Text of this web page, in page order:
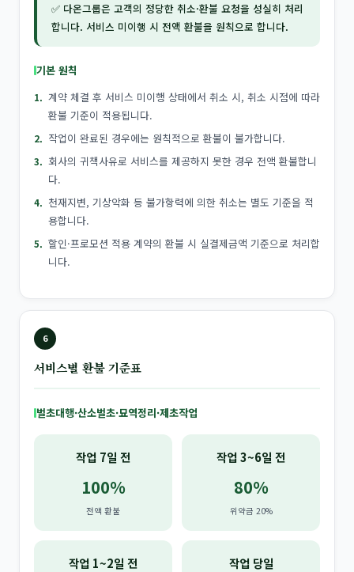
✅ 다온그룹은 고객의 정당한 취소·환불 요청을 성실히 처리
합니다. 서비스 미이행 시 전액 환불을 원칙으로 합니다.
기본 원칙
계약 체결 후 서비스 미이행 상태에서 취소 시, 취소 시점에 따라
환불 기준이 적용됩니다.
작업이 완료된 경우에는 원칙적으로 환불이 불가합니다.
회사의 귀책사유로 서비스를 제공하지 못한 경우 전액 환불합니
다.
천재지변, 기상악화 등 불가항력에 의한 취소는 별도 기준을 적
용합니다.
할인·프로모션 적용 계약의 환불 시 실결제금액 기준으로 처리합
니다.
6
서비스별 환불 기준표
벌초대행·산소벌초·묘역정리·제초작업
작업 7일 전
100%
전액 환불
작업 3~6일 전
80%
위약금 20%
작업 1~2일 전 작업 당일